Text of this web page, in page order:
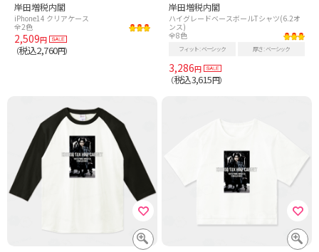
岸田増税内閣
iPhone14 クリアケース
全2色
2,509円
（税込2,760円）
岸田増税内閣
ハイグレードベースボールTシャツ(6.2オ
ンス)
全8色
フィット ベーシック 厚さ ベーシック
3,286円
（税込3,615円）